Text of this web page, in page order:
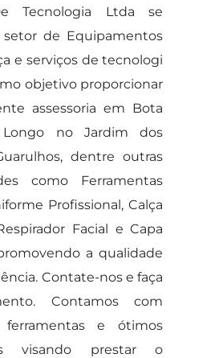
Tecnologia Ltda se
de Equipamentos
e serviços de tecnologi
objetivo proporcionar
assessoria em Bota
no Jardim dos
dentre outras
como Ferramentas
Profissional, Calça
Facial e Capa
a qualidade
Contate-nos e faça
Contamos com
ferramentas e ótimos
visando prestar o